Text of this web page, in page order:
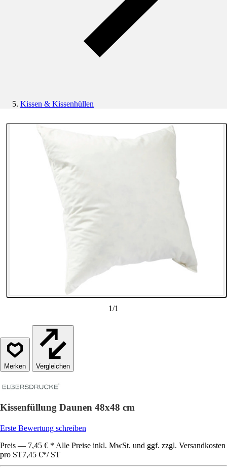
Kissen & Kissenhüllen
1/1
Vergleichen
Kissenfüllung Daunen 48x48 cm
Erste Bewertung schreiben
Preis — 7,45 € * Alle Preise inkl. MwSt. und ggf. zzgl. Versandkosten
pro ST7,45 €*/ ST